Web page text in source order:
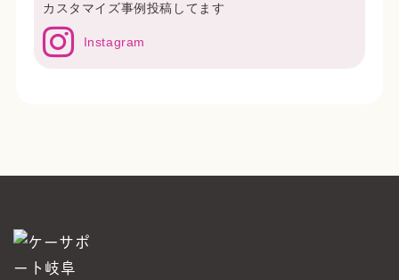
カスタマイズ事例投稿してます
Instagram